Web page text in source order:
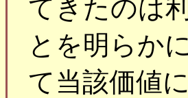
てきたのは
とを明らか
て当該価値